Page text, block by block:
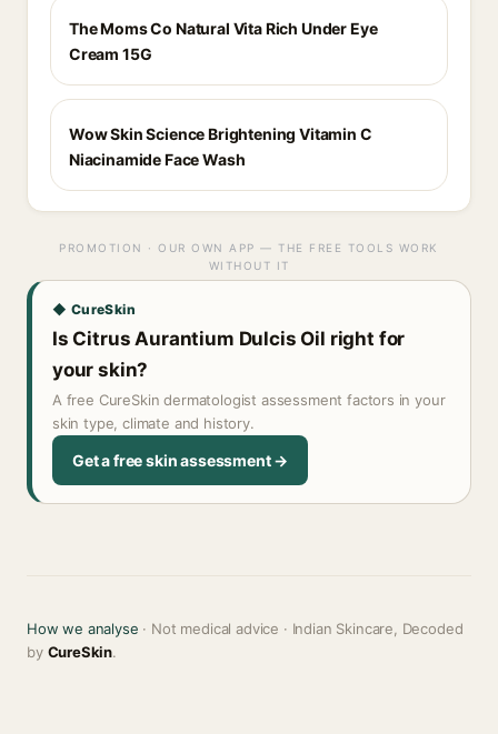
The Moms Co Natural Vita Rich Under Eye
Cream 15G
Wow Skin Science Brightening Vitamin C
Niacinamide Face Wash
PROMOTION · OUR OWN APP — THE FREE TOOLS WORK
WITHOUT IT
◆ CureSkin
Is Citrus Aurantium Dulcis Oil right for
your skin?
A free CureSkin dermatologist assessment factors in your
skin type, climate and history.
Get a free skin assessment →
How we analyse · Not medical advice · Indian Skincare, Decoded
by CureSkin.